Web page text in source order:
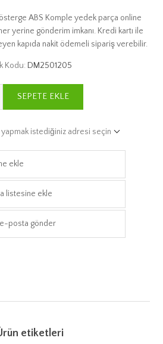
ABS Komple yedek parça online
yerine gönderim imkanı. Kredi kartı ile
kapıda nakit ödemeli sipariş verebilir.
Kodu: DM2501205
SEPETE EKLE
istediğiniz adresi seçin
ekle
listesine ekle
e-posta gönder
etiketleri